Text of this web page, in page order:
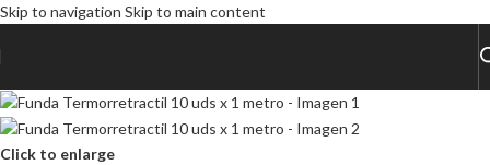
Skip to navigation Skip to main content
Click to enlarge